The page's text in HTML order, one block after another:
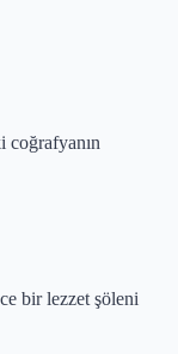
coğrafyanın
bir lezzet şöleni